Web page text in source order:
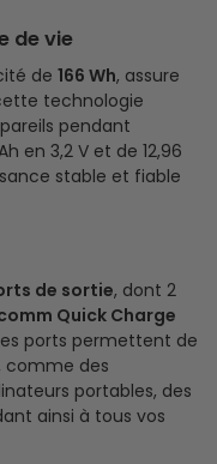
de vie
de 166 Wh, assure
technologie
pendant
en 3,2 V et de 12,96
stable et fiable
de sortie, dont 2
Quick Charge
ports permettent de
comme des
portables, des
ainsi à tous vos